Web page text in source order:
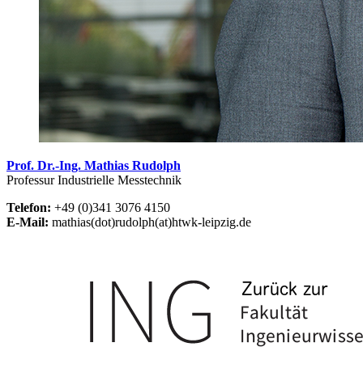
Prof. Dr.-Ing. Mathias Rudolph
Professur Industrielle Messtechnik
Telefon: +49 (0)341 3076 4150
E-Mail: mathias(dot)rudolph(at)htwk-leipzig.de